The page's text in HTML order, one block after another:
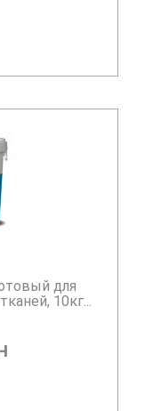
для
10кг...